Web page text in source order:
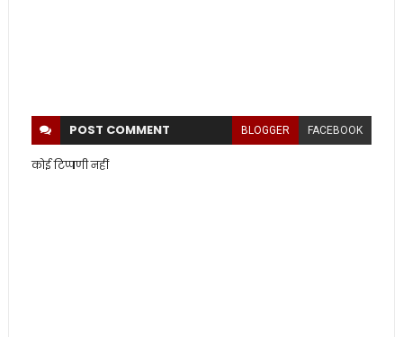
POST COMMENT BLOGGER FACEBOOK
कोई टिप्पणी नहीं